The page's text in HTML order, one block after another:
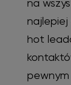
na
najlepiej
hot